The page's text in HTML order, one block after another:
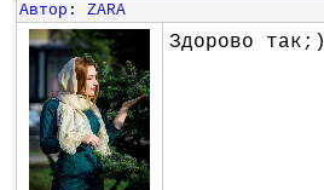
Автор : ZARA
Здорово так;)